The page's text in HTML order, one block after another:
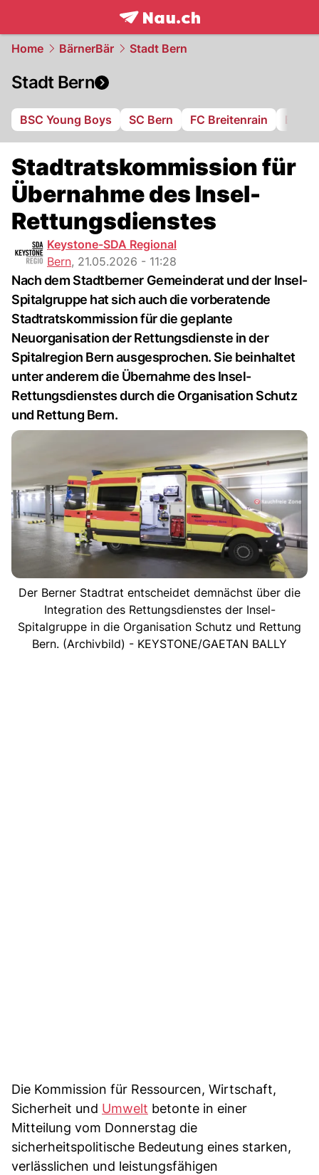
frontpage.NAU.ch
Home BärnerBär Stadt Bern
Stadt Bern
BSC Young Boys SC Bern FC Breitenrain BSV
Stadtratskommission für
Übernahme des Insel-
Rettungsdienstes
Keystone-SDA Regional
Bern, 21.05.2026 - 11:28
Nach dem Stadtberner Gemeinderat und der Insel-
Spitalgruppe hat sich auch die vorberatende
Stadtratskommission für die geplante
Neuorganisation der Rettungsdienste in der
Spitalregion Bern ausgesprochen. Sie beinhaltet
unter anderem die Übernahme des Insel-
Rettungsdienstes durch die Organisation Schutz
und Rettung Bern.
Der Berner Stadtrat entscheidet demnächst über die
Integration des Rettungsdienstes der Insel-
Spitalgruppe in die Organisation Schutz und Rettung
Bern. (Archivbild) - KEYSTONE/GAETAN BALLY
Die Kommission für Ressourcen, Wirtschaft,
Sicherheit und Umwelt betonte in einer
Mitteilung vom Donnerstag die
sicherheitspolitische Bedeutung eines starken,
verlässlichen und leistungsfähigen